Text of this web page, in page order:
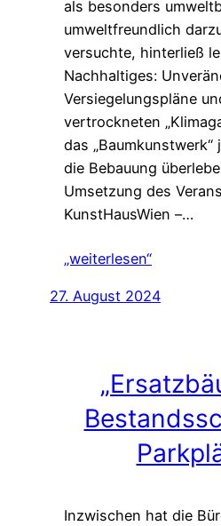
als besonders
umweltfreundlich
versuchte, hinterließ
Nachhaltiges:
Versiegelungspläne
vertrockneten
das „Baumkunstwerk“
die Bebauung
Umsetzung des
KunstHausWien –…
„weiterlesen“
27. August 2024
Inzwischen hat die